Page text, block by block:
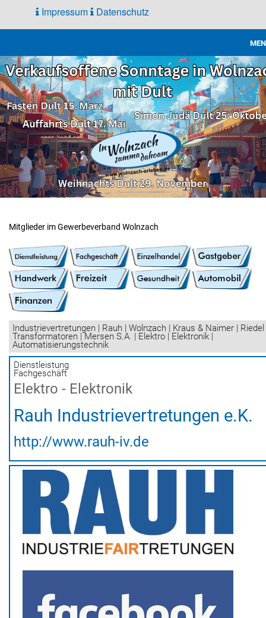
Impressum Datenschutz
Gewerbe
Verband
Mitglieder im Gewerbeverband Wolnzach
Industrievertretungen | Rauh | Wolnzach | Kraus & Naimer | Riedel
Transformatoren | Mersen S.A. | Elektro | Elektronik |
Automatisierungstechnik
Dienstleistung
Fachgeschäft
Elektro - Elektronik
Rauh Industrievertretungen e.K.
http://www.rauh-iv.de